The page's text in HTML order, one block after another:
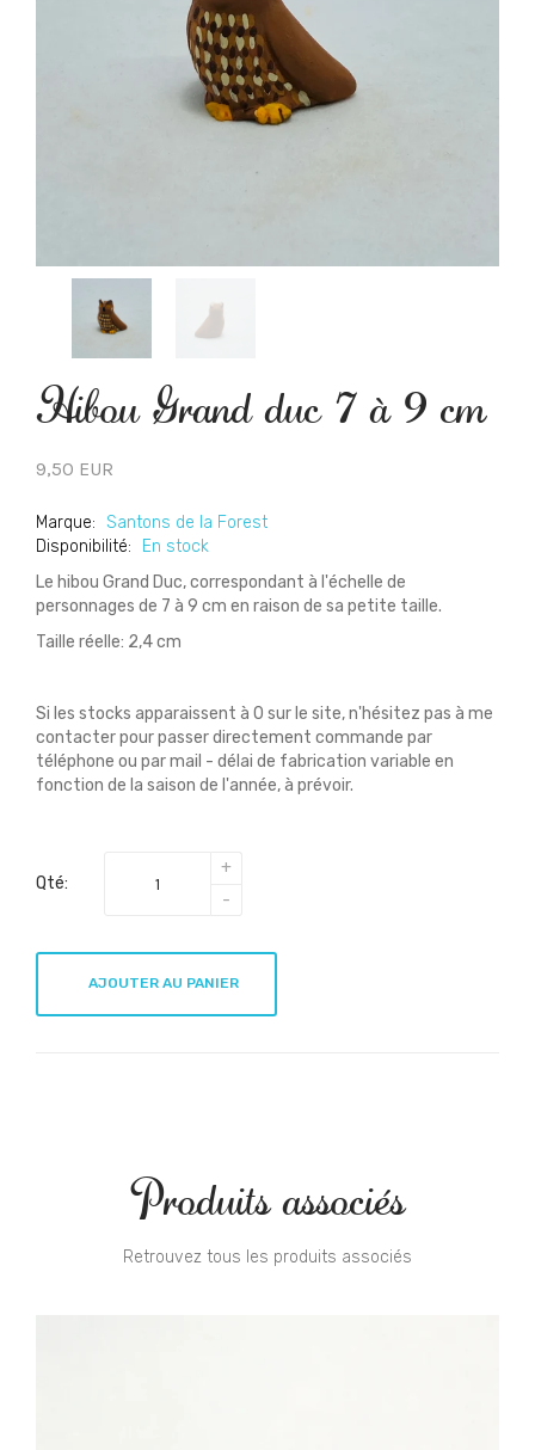
Hibou Grand duc 7 à 9 cm
9,50 EUR
Marque: Santons de la Forest
Disponibilité:
En stock
Le hibou Grand Duc, correspondant à l'échelle de
personnages de 7 à 9 cm en raison de sa petite taille.
Taille réelle: 2,4 cm
Si les stocks apparaissent à 0 sur le site, n'hésitez pas à me
contacter pour passer directement commande par
téléphone ou par mail - délai de fabrication variable en
fonction de la saison de l'année, à prévoir.
Qté:
AJOUTER AU PANIER
Produits associés
Retrouvez tous les produits associés